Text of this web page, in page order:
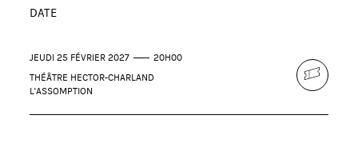
DATE
JEUDI 25 FÉVRIER 2027
20H00
THÉÂTRE HECTOR-CHARLAND
L'ASSOMPTION